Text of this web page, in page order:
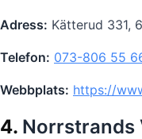
Adress: Kätterud 331,
Telefon: 073-806 55
Webbplats: https://
4. Norrstrands